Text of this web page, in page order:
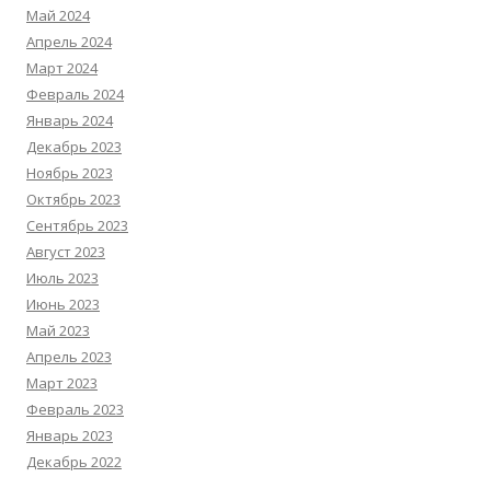
Май 2024
Апрель 2024
Март 2024
Февраль 2024
Январь 2024
Декабрь 2023
Ноябрь 2023
Октябрь 2023
Сентябрь 2023
Август 2023
Июль 2023
Июнь 2023
Май 2023
Апрель 2023
Март 2023
Февраль 2023
Январь 2023
Декабрь 2022